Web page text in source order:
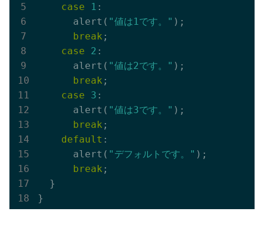
case
1 :
      alert(
"値は1です。" );
break ;
case
2 :
      alert(
"値は2です。" );
break ;
case
3 :
      alert(
"値は3です。" );
break ;
default :
      alert(
"デフォルトです。" );
break ;
  }